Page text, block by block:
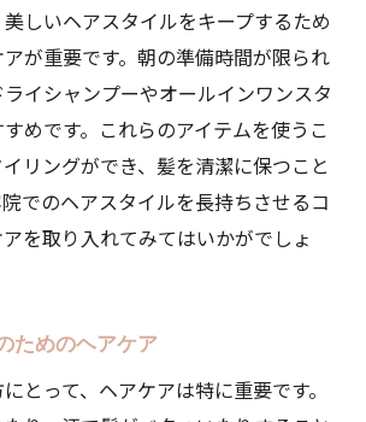
しいヘアスタイルをキープするため
が重要です。朝の準備時間が限られ
イシャンプーやオールインワンスタ
めです。これらのアイテムを使うこ
リングができ、髪を清潔に保つこと
でのヘアスタイルを長持ちさせるコ
を取り入れてみてはいかがでしょ
ためのヘアケア
とって、ヘアケアは特に重要です。